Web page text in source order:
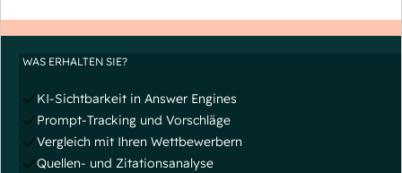
WAS ERHALTEN SIE?
KI-Sichtbarkeit in Answer Engines
Prompt-Tracking und Vorschläge
Vergleich mit Ihren Wettbewerbern
Quellen- und Zitationsanalyse